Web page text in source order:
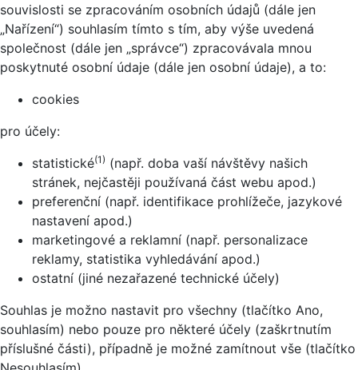
souvislosti se zpracováním osobních údajů (dále jen
„Nařízení“) souhlasím tímto s tím, aby výše uvedená
společnost (dále jen „správce“) zpracovávala mnou
poskytnuté osobní údaje (dále jen osobní údaje), a to:
cookies
pro účely:
statistické(1) (např. doba vaší návštěvy našich
stránek, nejčastěji používaná část webu apod.)
preferenční (např. identifikace prohlížeče, jazykové
nastavení apod.)
marketingové a reklamní (např. personalizace
reklamy, statistika vyhledávání apod.)
ostatní (jiné nezařazené technické účely)
Souhlas je možno nastavit pro všechny (tlačítko Ano,
souhlasím) nebo pouze pro některé účely (zaškrtnutím
příslušné části), případně je možné zamítnout vše (tlačítko